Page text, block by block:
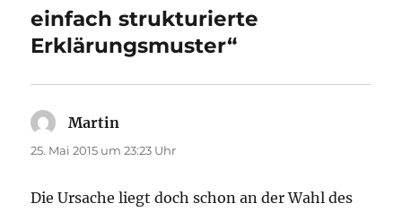
einfach strukturierte
Erklärungsmuster“
Martin
25. Mai 2015 um 23:23 Uhr
Die Ursache liegt doch schon an der Wahl des